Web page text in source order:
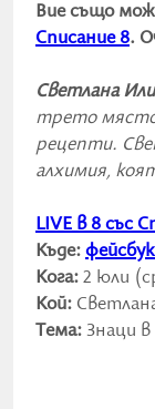
Вие също
Списание 8.
Светлана
трето
рецепти.
алхимия,
LIVE в 8 със
Къде:
Кога: 2 юли
Кой:
Тема: Знаци